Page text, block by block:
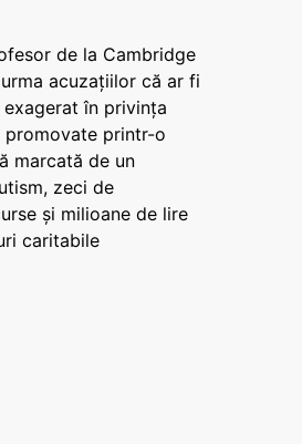
de la Cambridge
acuzațiilor că ar fi
în privința
promovate printr-o
marcată de un
zeci de
și milioane de lire
caritabile